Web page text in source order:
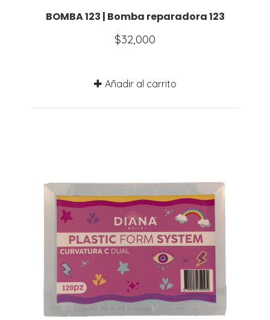
BOMBA 123 | Bomba reparadora 123
$32,000
Añadir al carrito